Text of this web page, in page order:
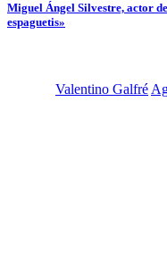
Miguel Ángel Silvestre, actor
espaguetis»
Valentino Galfré